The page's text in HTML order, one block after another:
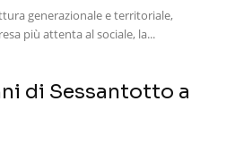
generazionale e territoriale,
più attenta al sociale, la...
di Sessantotto a